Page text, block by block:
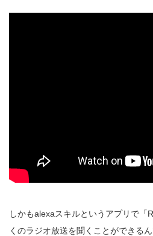
しかもalexaスキルというアプリで「
くのラジオ放送を聞くことができるん